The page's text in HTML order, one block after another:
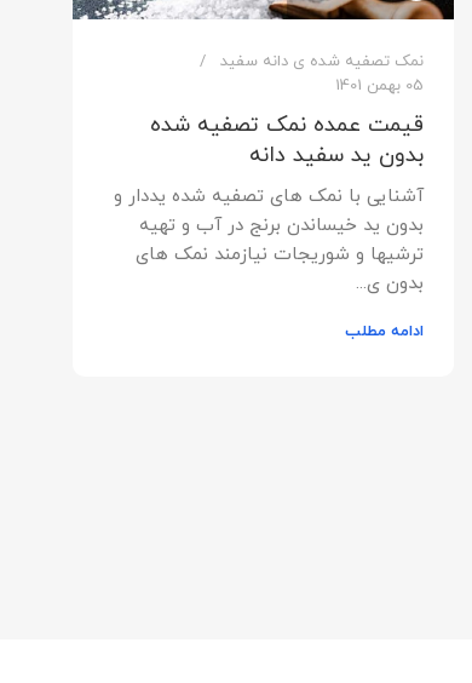
نمک تصفیه شده ی دانه سفید
05 بهمن 1401
قیمت عمده نمک تصفیه شده
بدون ید سفید دانه
آشنایی با نمک های تصفیه شده یددار و
بدون ید خیساندن برنج در آب و تهیه
ترشیها و شوریجات نیازمند نمک های
بدون ی...
ادامه مطلب